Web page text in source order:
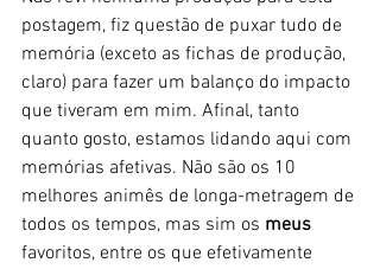
postagem, fiz questão de puxar tudo de
memória (exceto as fichas de produção,
claro) para fazer um balanço do impacto
que tiveram em mim. Afinal, tanto
quanto gosto, estamos lidando aqui com
memórias afetivas. Não são os 10
melhores animês de longa-metragem de
todos os tempos, mas sim os meus
favoritos, entre os que efetivamente